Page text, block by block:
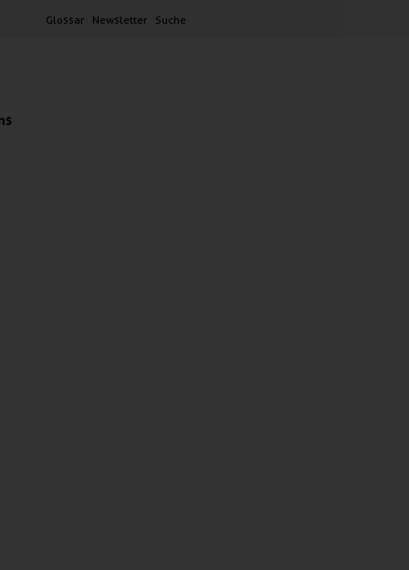
Glossar Newsletter Suche